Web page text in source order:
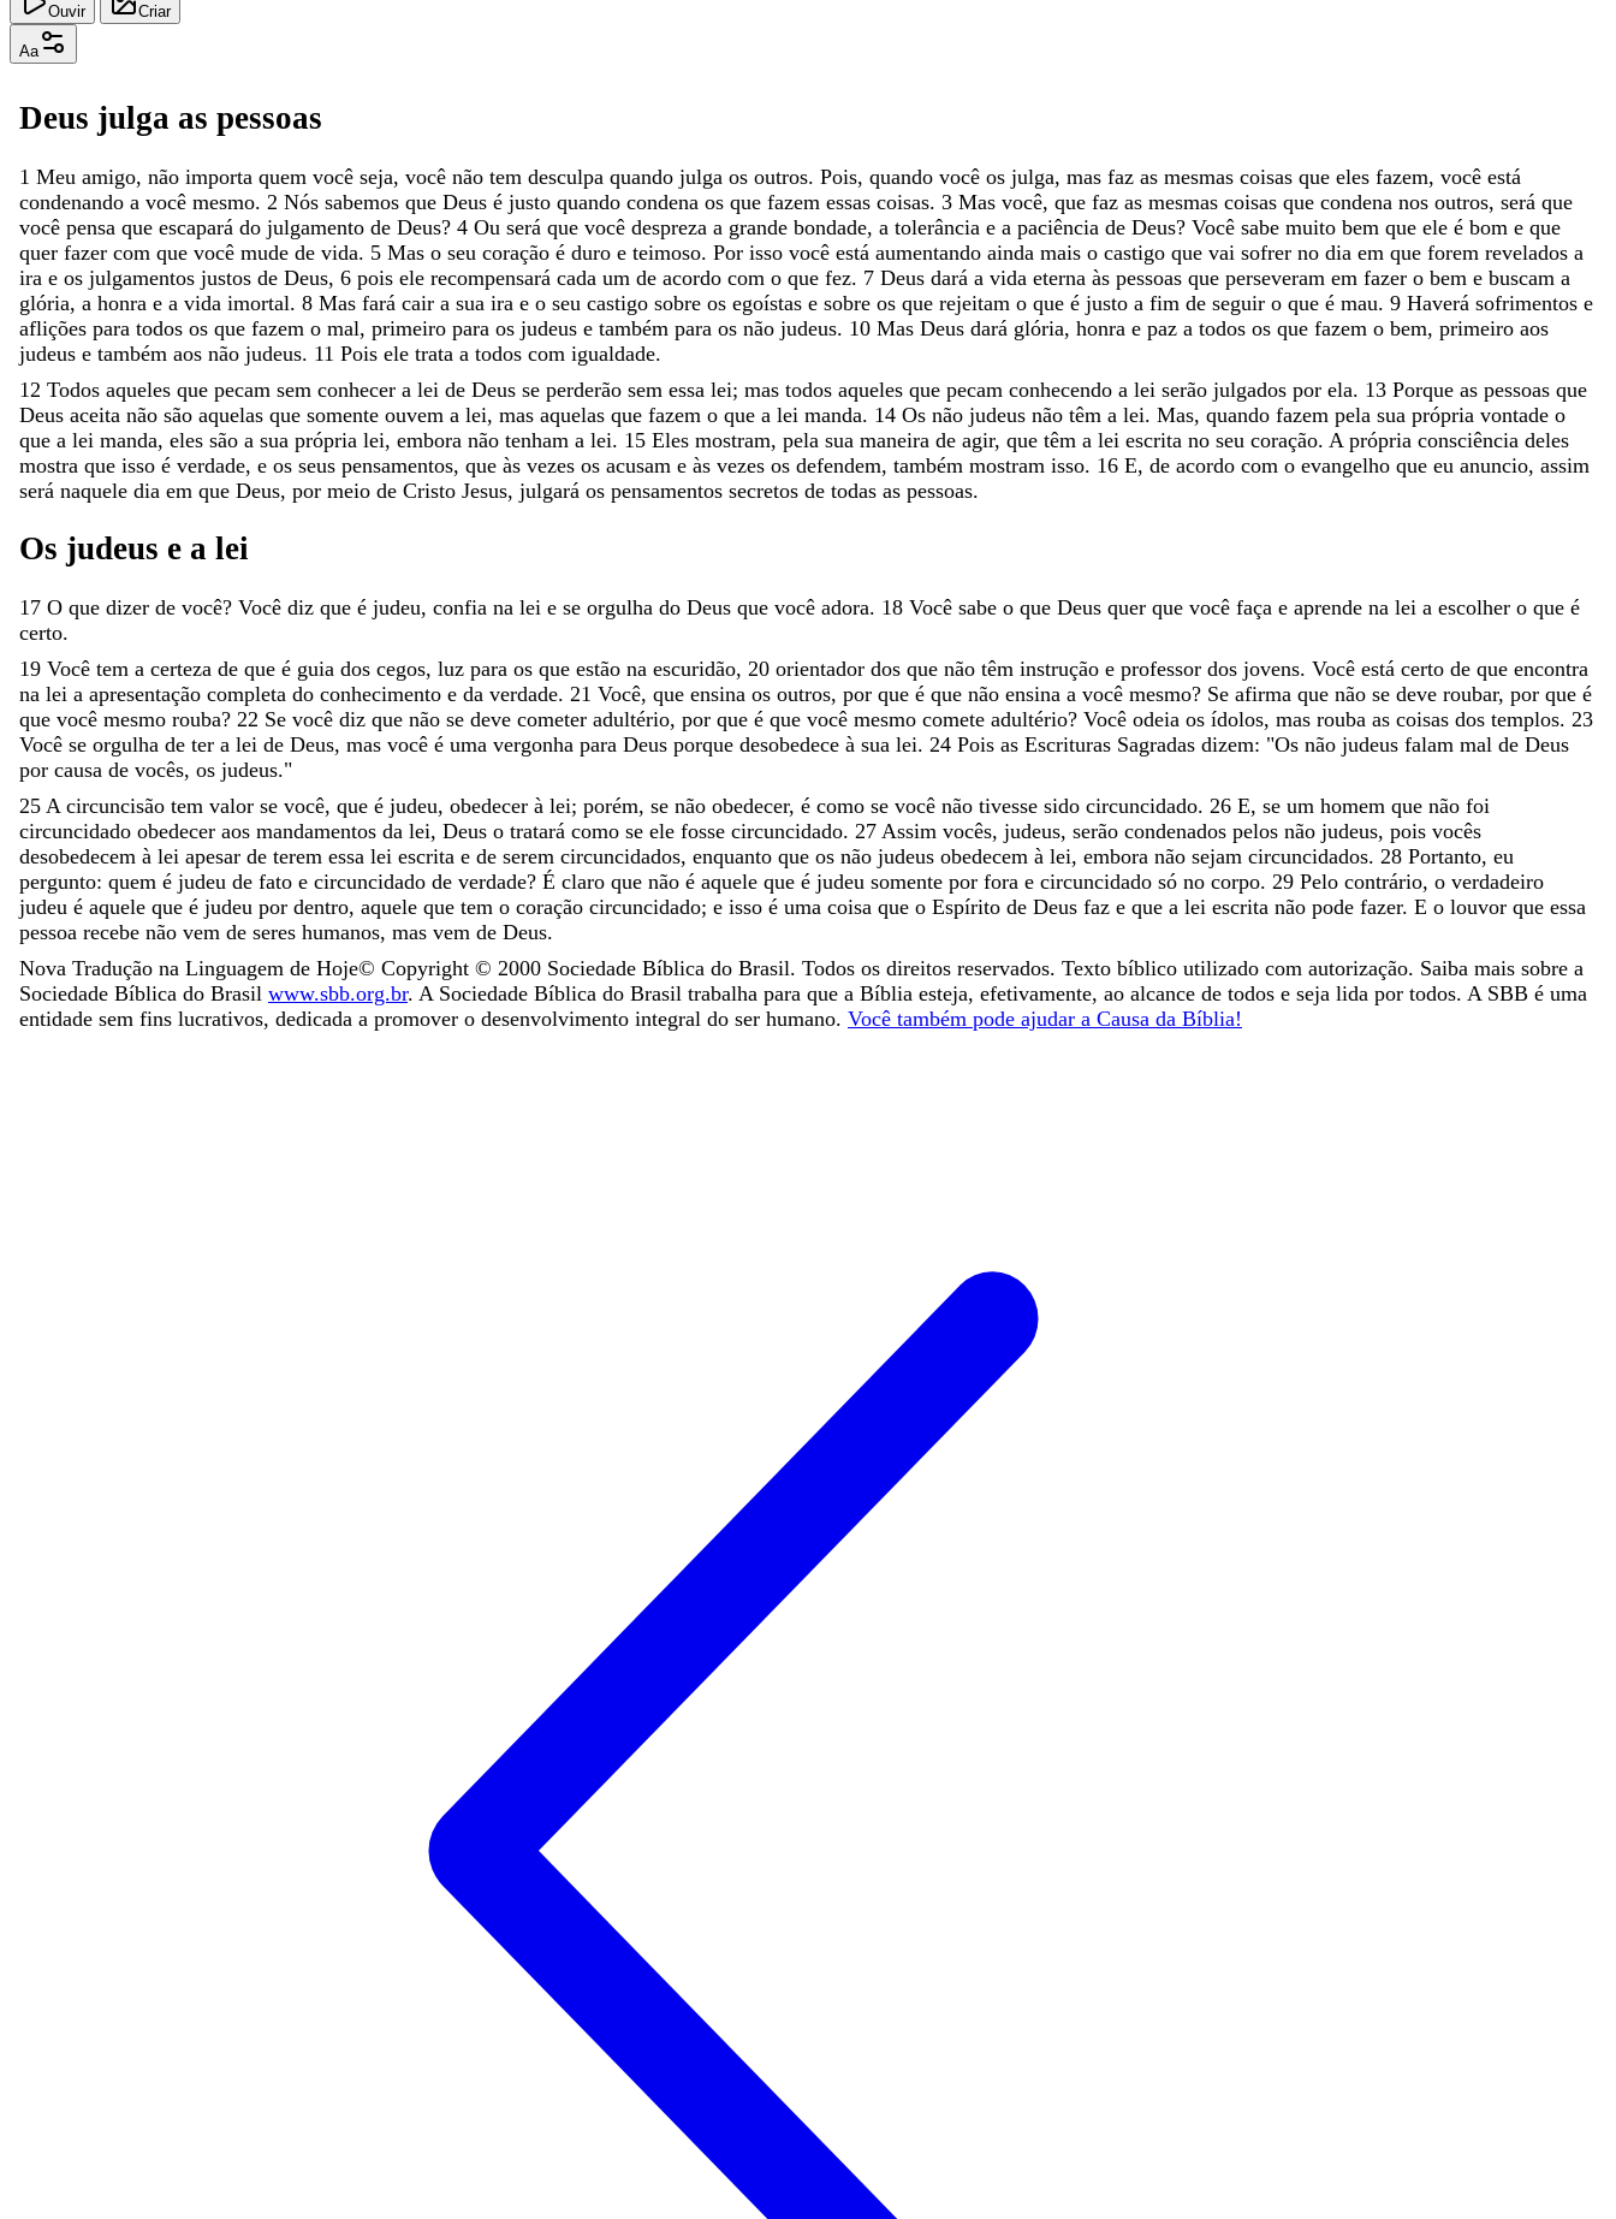
Ouvir Criar
Aa
Deus julga as pessoas
1 Meu amigo, não importa quem você seja, você não tem desculpa quando julga os outros. Pois, quando você os julga, mas faz as mesmas coisas que eles fazem, você está
condenando a você mesmo. 2 Nós sabemos que Deus é justo quando condena os que fazem essas coisas. 3 Mas você, que faz as mesmas coisas que condena nos outros, será que
você pensa que escapará do julgamento de Deus? 4 Ou será que você despreza a grande bondade, a tolerância e a paciência de Deus? Você sabe muito bem que ele é bom e que
quer fazer com que você mude de vida. 5 Mas o seu coração é duro e teimoso. Por isso você está aumentando ainda mais o castigo que vai sofrer no dia em que forem revelados a
ira e os julgamentos justos de Deus, 6 pois ele recompensará cada um de acordo com o que fez. 7 Deus dará a vida eterna às pessoas que perseveram em fazer o bem e buscam a
glória, a honra e a vida imortal. 8 Mas fará cair a sua ira e o seu castigo sobre os egoístas e sobre os que rejeitam o que é justo a fim de seguir o que é mau. 9 Haverá sofrimentos e
aflições para todos os que fazem o mal, primeiro para os judeus e também para os não judeus. 10 Mas Deus dará glória, honra e paz a todos os que fazem o bem, primeiro aos
judeus e também aos não judeus. 11 Pois ele trata a todos com igualdade.
12 Todos aqueles que pecam sem conhecer a lei de Deus se perderão sem essa lei; mas todos aqueles que pecam conhecendo a lei serão julgados por ela. 13 Porque as pessoas que
Deus aceita não são aquelas que somente ouvem a lei, mas aquelas que fazem o que a lei manda. 14 Os não judeus não têm a lei. Mas, quando fazem pela sua própria vontade o
que a lei manda, eles são a sua própria lei, embora não tenham a lei. 15 Eles mostram, pela sua maneira de agir, que têm a lei escrita no seu coração. A própria consciência deles
mostra que isso é verdade, e os seus pensamentos, que às vezes os acusam e às vezes os defendem, também mostram isso. 16 E, de acordo com o evangelho que eu anuncio, assim
será naquele dia em que Deus, por meio de Cristo Jesus, julgará os pensamentos secretos de todas as pessoas.
Os judeus e a lei
17 O que dizer de você? Você diz que é judeu, confia na lei e se orgulha do Deus que você adora. 18 Você sabe o que Deus quer que você faça e aprende na lei a escolher o que é
certo.
19 Você tem a certeza de que é guia dos cegos, luz para os que estão na escuridão, 20 orientador dos que não têm instrução e professor dos jovens. Você está certo de que encontra
na lei a apresentação completa do conhecimento e da verdade. 21 Você, que ensina os outros, por que é que não ensina a você mesmo? Se afirma que não se deve roubar, por que é
que você mesmo rouba? 22 Se você diz que não se deve cometer adultério, por que é que você mesmo comete adultério? Você odeia os ídolos, mas rouba as coisas dos templos. 23
Você se orgulha de ter a lei de Deus, mas você é uma vergonha para Deus porque desobedece à sua lei. 24 Pois as Escrituras Sagradas dizem: "Os não judeus falam mal de Deus
por causa de vocês, os judeus."
25 A circuncisão tem valor se você, que é judeu, obedecer à lei; porém, se não obedecer, é como se você não tivesse sido circuncidado. 26 E, se um homem que não foi
circuncidado obedecer aos mandamentos da lei, Deus o tratará como se ele fosse circuncidado. 27 Assim vocês, judeus, serão condenados pelos não judeus, pois vocês
desobedecem à lei apesar de terem essa lei escrita e de serem circuncidados, enquanto que os não judeus obedecem à lei, embora não sejam circuncidados. 28 Portanto, eu
pergunto: quem é judeu de fato e circuncidado de verdade? É claro que não é aquele que é judeu somente por fora e circuncidado só no corpo. 29 Pelo contrário, o verdadeiro
judeu é aquele que é judeu por dentro, aquele que tem o coração circuncidado; e isso é uma coisa que o Espírito de Deus faz e que a lei escrita não pode fazer. E o louvor que essa
pessoa recebe não vem de seres humanos, mas vem de Deus.
Nova Tradução na Linguagem de Hoje© Copyright © 2000 Sociedade Bíblica do Brasil. Todos os direitos reservados. Texto bíblico utilizado com autorização. Saiba mais sobre a
Sociedade Bíblica do Brasil www.sbb.org.br. A Sociedade Bíblica do Brasil trabalha para que a Bíblia esteja, efetivamente, ao alcance de todos e seja lida por todos. A SBB é uma
entidade sem fins lucrativos, dedicada a promover o desenvolvimento integral do ser humano. Você também pode ajudar a Causa da Bíblia!